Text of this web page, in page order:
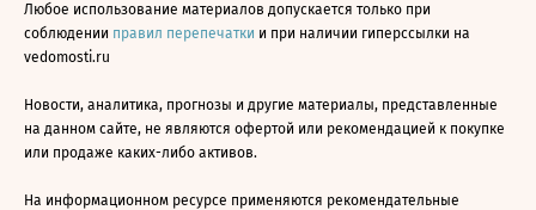
Любое использование материалов допускается только при
соблюдении правил перепечатки и при наличии гиперссылки на
vedomosti.ru
Новости, аналитика, прогнозы и другие материалы, представленные
на данном сайте, не являются офертой или рекомендацией к покупке
или продаже каких-либо активов.
На информационном ресурсе применяются рекомендательные